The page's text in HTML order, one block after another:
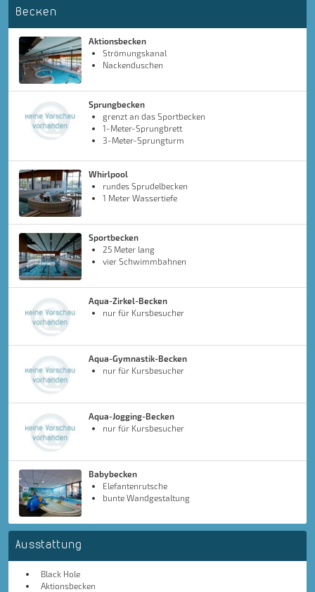
Becken
Aktionsbecken
Strömungskanal
Nackenduschen
Sprungbecken
grenzt an das Sportbecken
1-Meter-Sprungbrett
3-Meter-Sprungturm
Whirlpool
rundes Sprudelbecken
1 Meter Wassertiefe
Sportbecken
25 Meter lang
vier Schwimmbahnen
Aqua-Zirkel-Becken
nur für Kursbesucher
Aqua-Gymnastik-Becken
nur für Kursbesucher
Aqua-Jogging-Becken
nur für Kursbesucher
Babybecken
Elefantenrutsche
bunte Wandgestaltung
Ausstattung
Black Hole
Aktionsbecken